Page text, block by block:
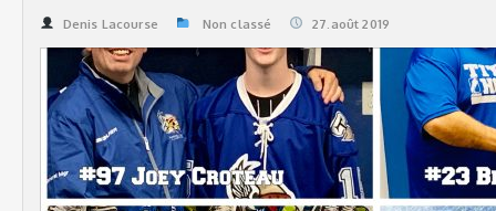
COMMANDITAIRES
STATISTIQUES DE LA LIGUE
Denis Lacourse Non classé 27.août 2019